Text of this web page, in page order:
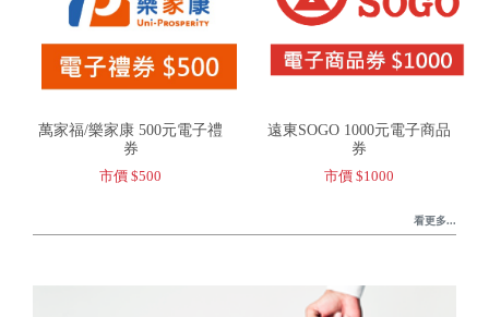
萬家福/樂家康 500元電子禮
券
市價 $500
遠東SOGO 1000元電子商品
券
市價 $1000
看更多...